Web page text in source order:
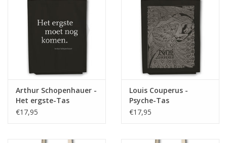
Arthur Schopenhauer -
Het ergste-Tas
€17,95
Louis Couperus -
Psyche-Tas
€17,95